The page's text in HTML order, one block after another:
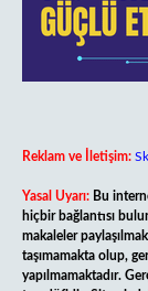
Reklam ve İletişim:
Yasal Uyarı: Bu
hiçbir bağlantısı
makaleler
taşımamakta olup,
yapılmamaktadır.